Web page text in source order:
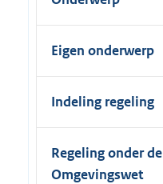
Eigen onderwerp
Indeling regeling
Regeling onder de
Omgevingswet